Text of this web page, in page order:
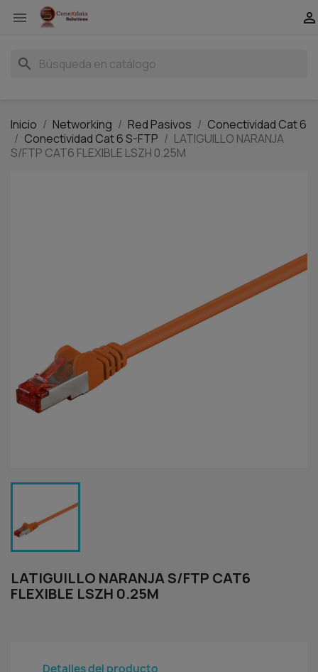
 
search
Inicio Networking Red Pasivos
Conectividad Cat 6
Conectividad Cat 6 S-FTP
LATIGUILLO NARANJA
S/FTP CAT6 FLEXIBLE LSZH 0.25M
LATIGUILLO NARANJA S/FTP CAT6
FLEXIBLE LSZH 0.25M
Detalles del producto